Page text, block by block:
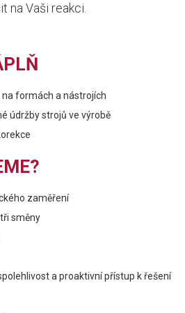
na Vaši reakci.
formách a nástrojích
údržby strojů ve výrobě
zaměření
směny
a proaktivní přístup k řešení